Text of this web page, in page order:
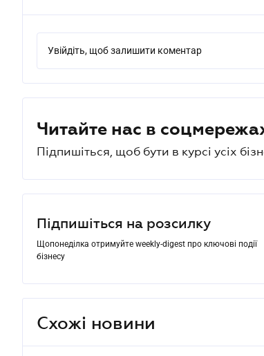
Увійдіть, щоб залишити коментар
Читайте нас в
Підпишіться, щоб бути в курсі усіх
Підпишіться на розсилку
Щопонеділка отримуйте weekly-digest про ключові події
бізнесу
Схожі новини